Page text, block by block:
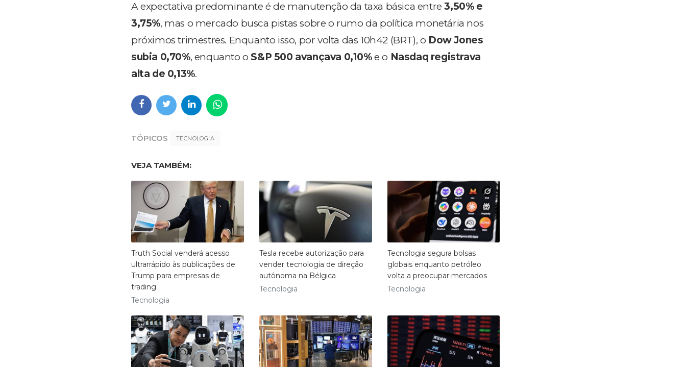
A expectativa predominante é de manutenção da taxa básica entre3,50% e
3,75%, mas o mercado busca pistas sobre o rumo da política monetária nos
próximos trimestres. Enquanto isso, por volta das 10h42 (BRT), o Dow Jones
subia 0,70%, enquanto o S&P 500 avançava 0,10%e o Nasdaq registrava
alta de 0,13%.
TÓPICOS TECNOLOGIA
VEJA TAMBÉM:
Truth Social venderá acesso
ultrarrápido às publicações de
Trump para empresas de
trading
Tecnologia
Tesla recebe autorização para
vender tecnologia de direção
autônoma na Bélgica
Tecnologia
Tecnologia segura bolsas
globais enquanto petróleo
volta a preocupar mercados
Tecnologia